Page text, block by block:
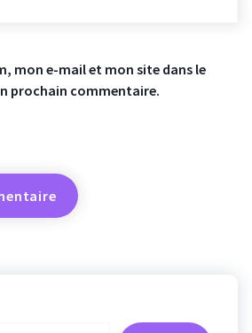
mon e-mail et mon site dans le
prochain commentaire.